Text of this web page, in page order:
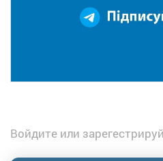
Войдите или